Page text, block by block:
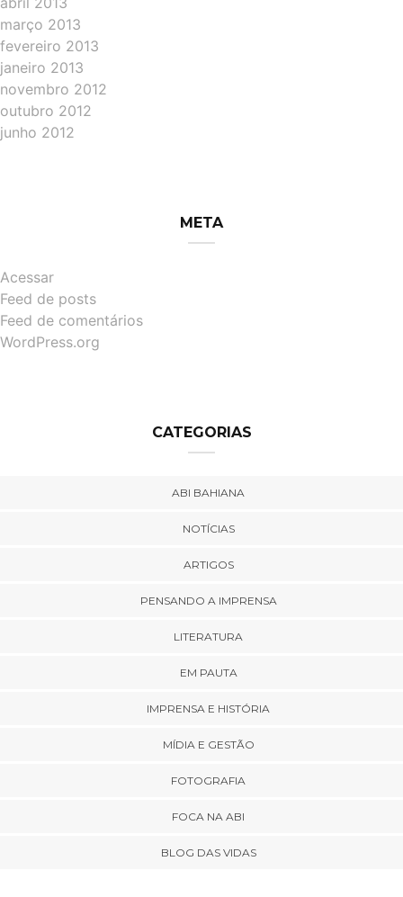
março 2013
fevereiro 2013
janeiro 2013
novembro 2012
outubro 2012
junho 2012
META
Acessar
Feed de posts
Feed de comentários
WordPress.org
CATEGORIAS
ABI BAHIANA
NOTÍCIAS
ARTIGOS
PENSANDO A IMPRENSA
LITERATURA
EM PAUTA
IMPRENSA E HISTÓRIA
MÍDIA E GESTÃO
FOTOGRAFIA
FOCA NA ABI
BLOG DAS VIDAS